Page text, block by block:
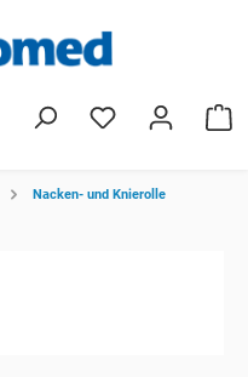
Nacken- und Knierolle